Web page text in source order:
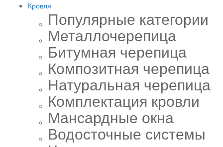
Кровля
Популярные категории
Металлочерепица
Битумная черепица
Композитная черепица
Натуральная черепица
Комплектация кровли
Мансардные окна
Водосточные системы